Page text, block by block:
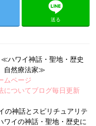
送る
ハワイ神話・聖地・歴史
自然療法家≫
ムページ
についてブログ毎日更新
の神話とスピリチュアリテ
ワイの神話・聖地・歴史に